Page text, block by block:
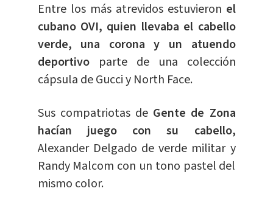
Entre los más atrevidos estuvieron el
cubano OVI, quien llevaba el cabello
verde, una corona y un atuendo
deportivoparte de una colección
cápsula de Gucci y North Face.
Sus compatriotas de Gente de Zona
hacían juego con su cabello,
Alexander Delgado de verde militar y
Randy Malcom con un tono pastel del
mismo color.